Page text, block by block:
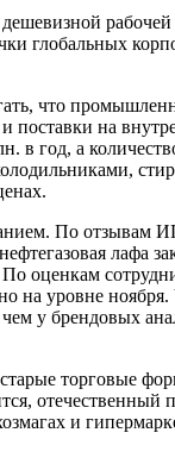
глобальных
что
и поставки на
в год, а
По отзывам
лафа
оценкам
уровне ноября.
у брендовых
торговые
отечественный
и